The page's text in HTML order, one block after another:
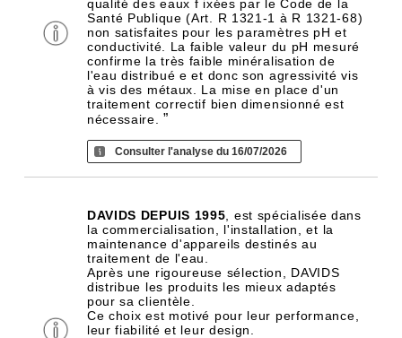
qualité des eaux f ixées par le Code de la
Santé Publique (Art. R 1321-1 à R 1321-68)
non satisfaites pour les paramètres pH et
conductivité. La faible valeur du pH mesuré
confirme la très faible minéralisation de
l'eau distribué e et donc son agressivité vis
à vis des métaux. La mise en place d'un
traitement correctif bien dimensionné est
nécessaire.”
Consulter l'analyse du 16/07/2026
DAVIDS DEPUIS 1995 , est spécialisée dans
la commercialisation, l'installation, et la
maintenance d'appareils destinés au
traitement de l'eau.
Après une rigoureuse sélection, DAVIDS
distribue les produits les mieux adaptés
pour sa clientèle.
Ce choix est motivé pour leur performance,
leur fiabilité et leur design.